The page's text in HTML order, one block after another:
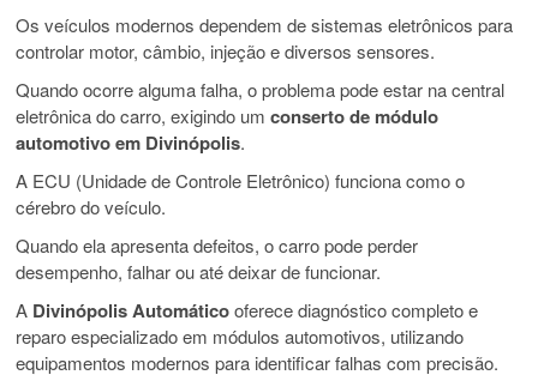
Os veículos modernos dependem de sistemas eletrônicos para
controlar motor, câmbio, injeção e diversos sensores.
Quando ocorre alguma falha, o problema pode estar na central
eletrônica do carro, exigindo umconserto de módulo
automotivo em Divinópolis.
A ECU (Unidade de Controle Eletrônico) funciona como o
cérebro do veículo.
Quando ela apresenta defeitos, o carro pode perder
desempenho, falhar ou até deixar de funcionar.
A Divinópolis Automáticooferece diagnóstico completo e
reparo especializado em módulos automotivos, utilizando
equipamentos modernos para identificar falhas com precisão.